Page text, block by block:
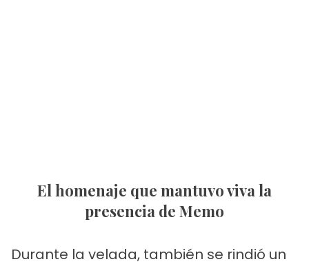
El homenaje que mantuvo viva la
presencia de Memo
Durante la velada, también se rindió un